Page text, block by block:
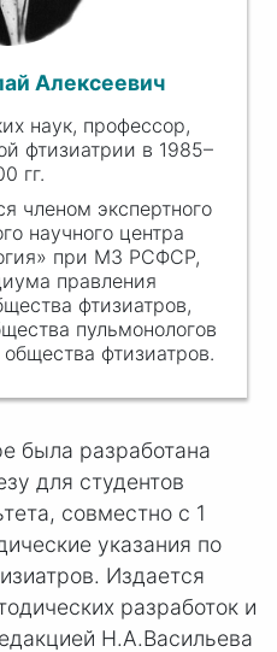
Алексеевич
наук, профессор,
фтизиатрии в 1985–
гг.
членом экспертного
научного центра
при МЗ РСФСР,
правления
фтизиатров,
пульмонологов
фтизиатров.
была разработана
для студентов
совместно с 1
указания по
Издается
разработок и
Н.А.Васильева